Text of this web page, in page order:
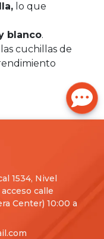
lo que
blanco.
cuchillas de
1534, Nivel
calle
Center) 10:00 a